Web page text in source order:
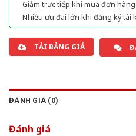
Giảm trực tiếp khi mua đơn
Nhiều ưu đãi lớn khi đăng ký tài
TẢI BẢNG GIÁ
ĐÁNH GIÁ (0)
Đánh giá